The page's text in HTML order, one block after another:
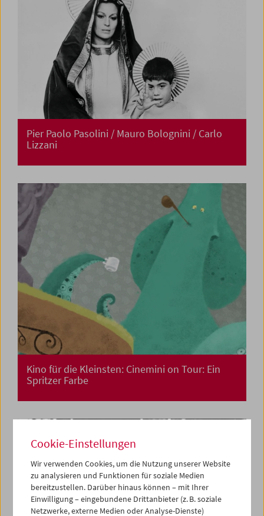
Pier Paolo Pasolini / Mauro Bolognini / Carlo
Lizzani
Kino für die Kleinsten: Cinemini on Tour: Ein
Spritzer Farbe
Cookie-Einstellungen
Wir verwenden Cookies, um die Nutzung unserer Website
zu analysieren und Funktionen für soziale Medien
bereitzustellen. Darüber hinaus können – mit Ihrer
Einwilligung – eingebundene Drittanbieter (z. B. soziale
Netzwerke, externe Medien oder Analyse-Dienste)